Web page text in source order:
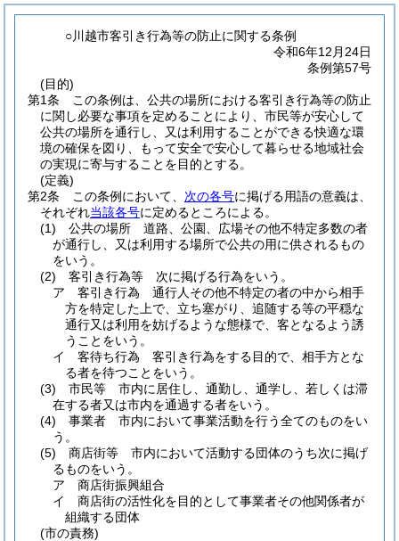
○川越市客引き行為等の防止に関する条例
令和6年12月24日
条例第57号
(目的)
第1条
この条例は、公共の場所における客引き行為等の防止
に関し必要な事項を定めることにより、市民等が安心して
公共の場所を通行し、又は利用することができる快適な環
境の確保を図り、もって安全で安心して暮らせる地域社会
の実現に寄与することを目的とする。
(定義)
第2条
この条例において、 次の各号に掲げる用語の意義は、
それぞれ当該各号に定めるところによる。
(1)
公共の場所 道路、公園、広場その他不特定多数の者
が通行し、又は利用する場所で公共の用に供されるもの
をいう。
(2)
客引き行為等 次に掲げる行為をいう。
ア
客引き行為 通行人その他不特定の者の中から相手
方を特定した上で、立ち塞がり、追随する等の平穏な
通行又は利用を妨げるような態様で、客となるよう誘
うことをいう。
イ
客待ち行為 客引き行為をする目的で、相手方とな
る者を待つことをいう。
(3)
市民等 市内に居住し、通勤し、通学し、若しくは滞
在する者又は市内を通過する者をいう。
(4)
事業者 市内において事業活動を行う全てのものをい
う。
(5)
商店街等 市内において活動する団体のうち次に掲げ
るものをいう。
ア
商店街振興組合
イ
商店街の活性化を目的として事業者その他関係者が
組織する団体
(市の責務)